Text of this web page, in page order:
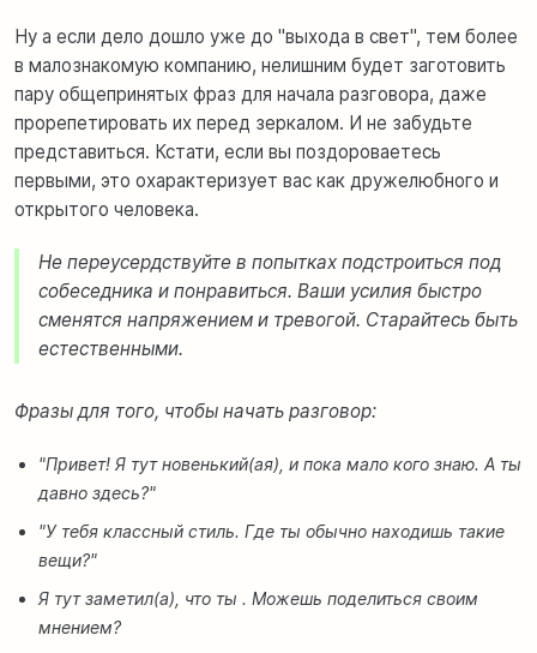
Ну а если дело дошло уже до "выхода в свет", тем более
в малознакомую компанию, нелишним будет заготовить
пару общепринятых фраз для начала разговора, даже
прорепетировать их перед зеркалом. И не забудьте
представиться. Кстати, если вы поздороваетесь
первыми, это охарактеризует вас как дружелюбного и
открытого человека.
Не переусердствуйте в попытках подстроиться под
собеседника и понравиться. Ваши усилия быстро
сменятся напряжением и тревогой. Старайтесь быть
естественными.
Фразы для того, чтобы начать разговор:
"Привет! Я тут новенький(ая), и пока мало кого знаю. А ты
давно здесь?"
"У тебя классный стиль. Где ты обычно находишь такие
вещи?"
Я тут заметил(а), что ты . Можешь поделиться своим
мнением?